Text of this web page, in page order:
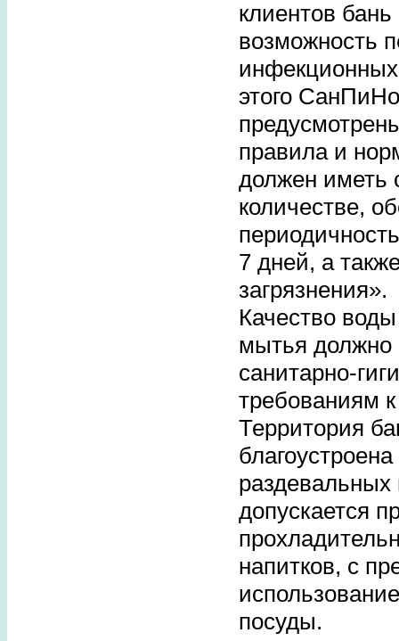
клиентов
возможность
этого
правила и
должен иметь
количестве,
7 дней, а
загрязнения».
Качество
мытья должно
санитарно-
требованиям
Территория
допускается
напитков, с
посуды.